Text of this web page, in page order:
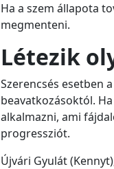
Ha a szem állapota
megmenteni.
Létezik
Szerencsés esetben
beavatkozásoktól.
alkalmazni, ami
progressziót.
Újvári Gyulát